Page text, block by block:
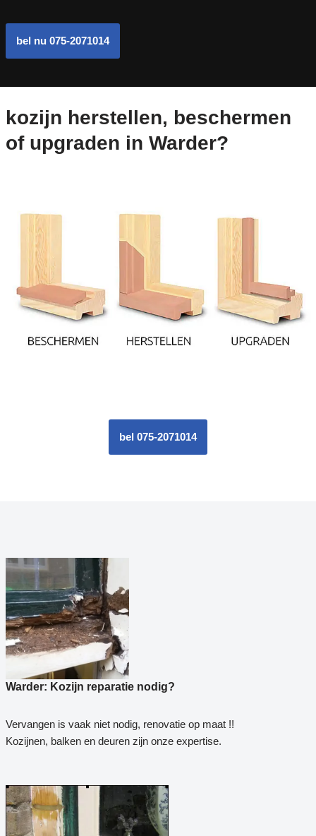
bel nu 075-2071014
kozijn herstellen, beschermen
of upgraden in Warder?
bel 075-2071014
Warder: Kozijn reparatie nodig?
Vervangen is vaak niet nodig, renovatie op maat !!
Kozijnen, balken en deuren zijn onze expertise.